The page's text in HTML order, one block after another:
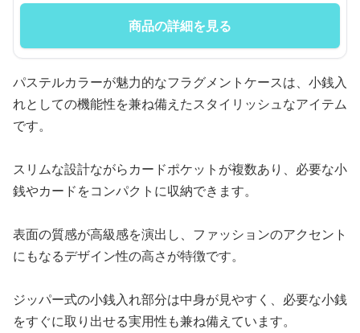
商品の詳細を見る
パステルカラーが魅力的なフラグメントケースは、小銭入
れとしての機能性を兼ね備えたスタイリッシュなアイテム
です。
スリムな設計ながらカードポケットが複数あり、必要な小
銭やカードをコンパクトに収納できます。
表面の質感が高級感を演出し、ファッションのアクセント
にもなるデザイン性の高さが特徴です。
ジッパー式の小銭入れ部分は中身が見やすく、必要な小銭
をすぐに取り出せる実用性も兼ね備えています。